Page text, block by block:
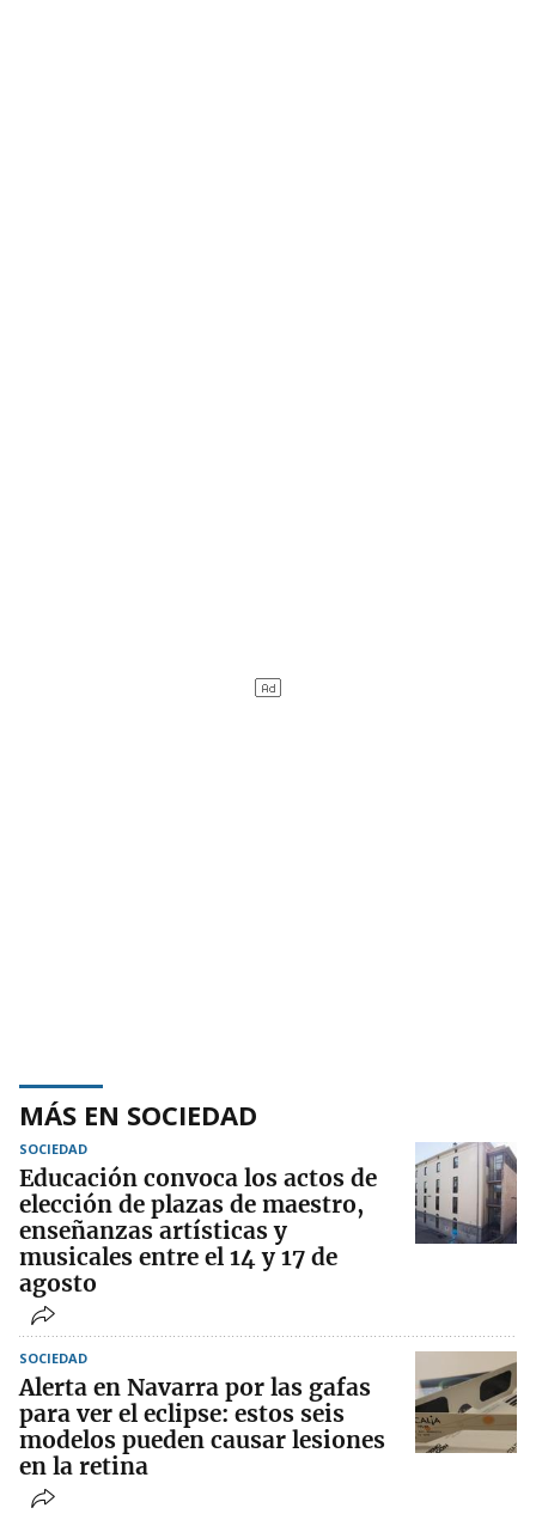
MÁS EN SOCIEDAD
SOCIEDAD
Educación convoca los actos de
elección de plazas de maestro,
enseñanzas artísticas y
musicales entre el 14 y 17 de
agosto
SOCIEDAD
Alerta en Navarra por las gafas
para ver el eclipse: estos seis
modelos pueden causar lesiones
en la retina